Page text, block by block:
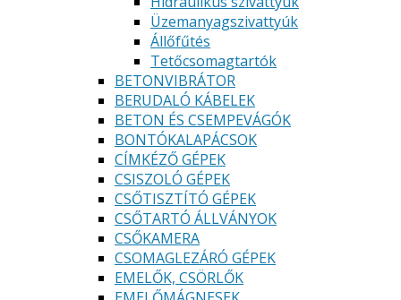
Üzemanyagszivattyúk
Állőfűtés
Tetőcsomagtartók
BETONVIBRÁTOR
BERUDALÓ KÁBELEK
BETON ÉS CSEMPEVÁGÓK
BONTÓKALAPÁCSOK
CÍMKÉZŐ GÉPEK
CSISZOLÓ GÉPEK
CSŐTISZTÍTÓ GÉPEK
CSŐTARTÓ ÁLLVÁNYOK
CSŐKAMERA
CSOMAGLEZÁRÓ GÉPEK
EMELŐK, CSÖRLŐK